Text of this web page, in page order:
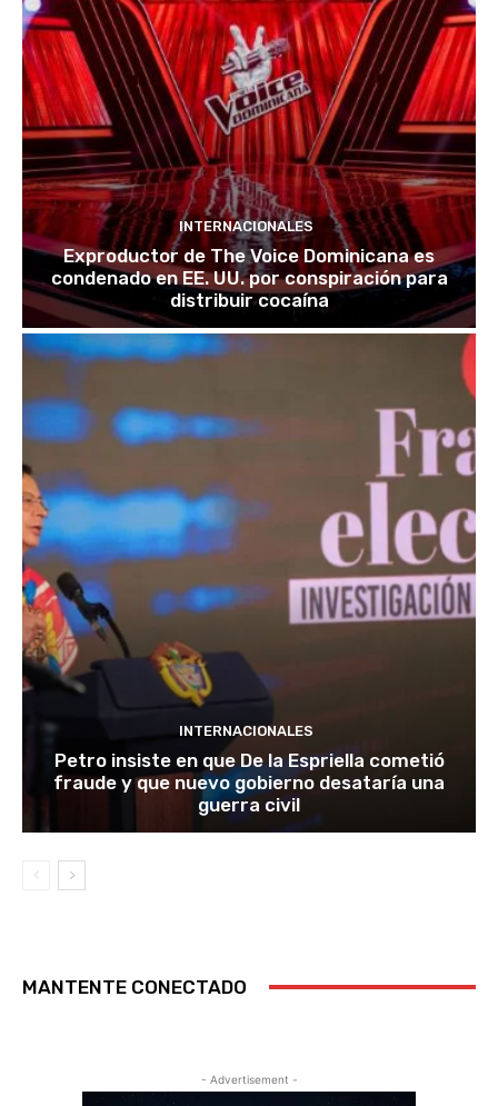
INTERNACIONALES
Exproductor de The Voice Dominicana es
condenado en EE. UU. por conspiración para
distribuir cocaína
INTERNACIONALES
Petro insiste en que De la Espriella cometió
fraude y que nuevo gobierno desataría una
guerra civil
MANTENTE CONECTADO
- Advertisement -